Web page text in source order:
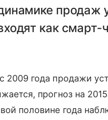
продаж
как смарт-
2009 года продажи
прогноз на
половине года